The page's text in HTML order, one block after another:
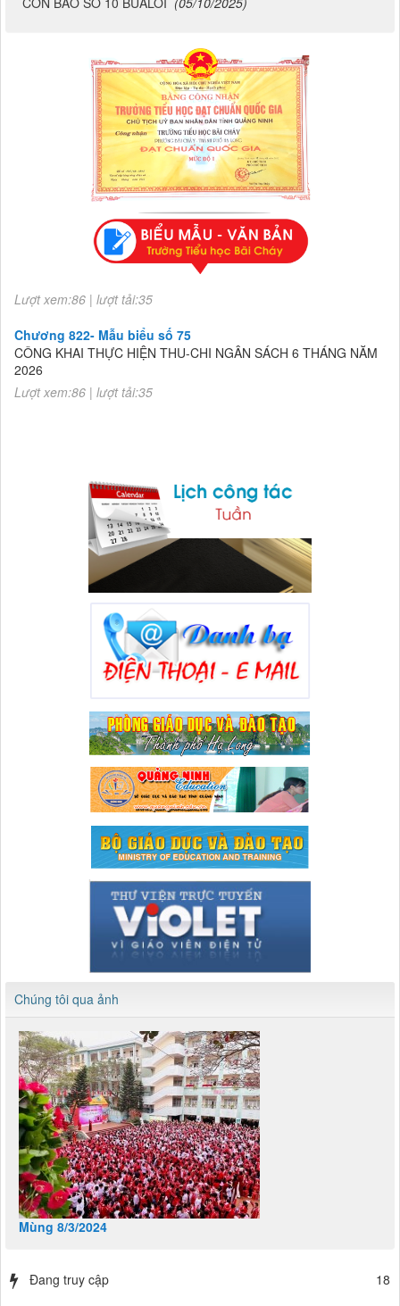
Chương 822- Mẫu biểu số 75
CÔNG KHAI THỰC HIỆN THU-CHI NGÂN SÁCH 6 THÁNG NĂM
CÔNG KHAI THỰC HIỆN THU-CHI NGÂN SÁCH 6 THÁNG NĂM
2026
Lượt xem:86 | lượt tải:35
Chúng tôi qua ảnh
Mùng 8/3/2024
Đang truy cập 18